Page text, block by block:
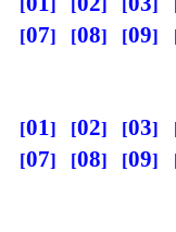
07
08 09
01 02 03
07
08 09